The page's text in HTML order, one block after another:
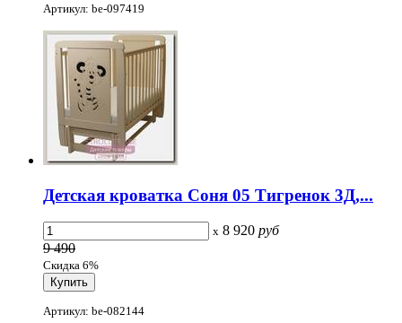
Артикул: be-097419
Детская кроватка Соня 05 Тигренок 3Д,...
x 8 920 руб
9 490
Скидка 6%
Артикул: be-082144